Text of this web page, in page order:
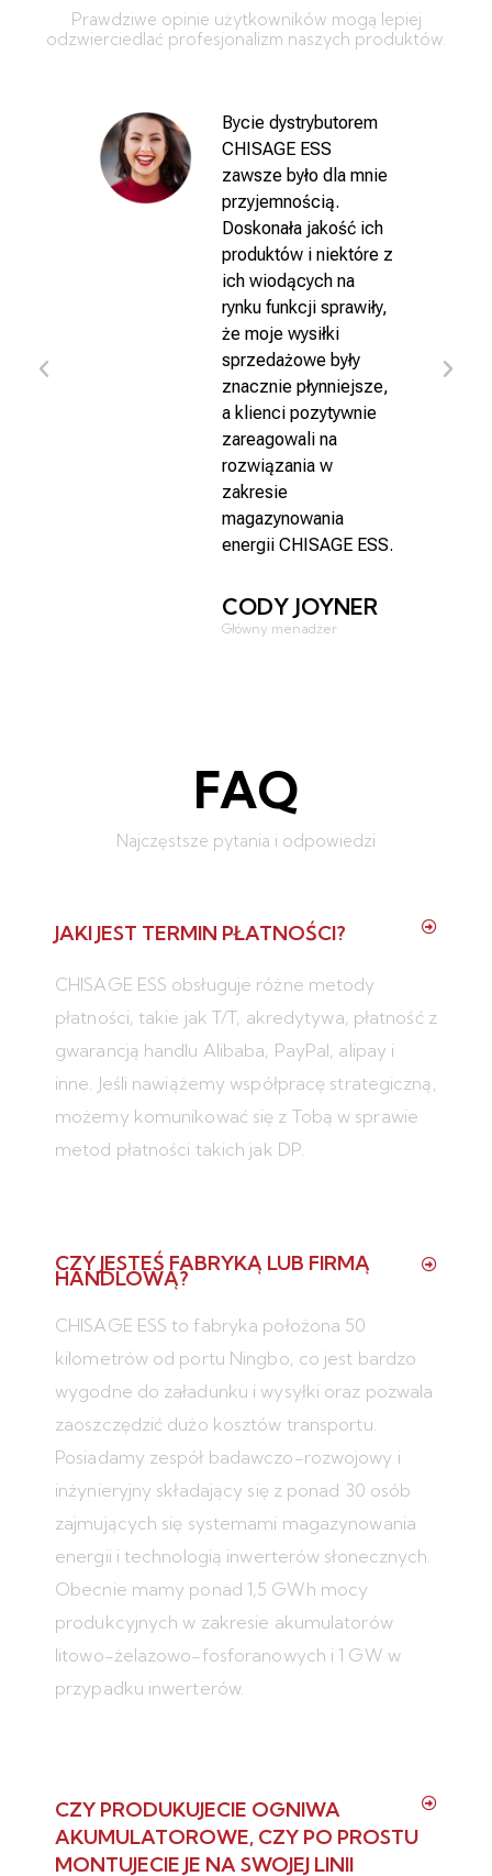
Prawdziwe opinie użytkowników mogą lepiej
odzwierciedlać profesjonalizm naszych produktów.
Bycie dystrybutorem
CHISAGE ESS
zawsze było dla mnie
przyjemnością.
Doskonała jakość ich
produktów i niektóre z
ich wiodących na
rynku funkcji sprawiły,
że moje wysiłki
sprzedażowe były
znacznie płynniejsze,
a klienci pozytywnie
zareagowali na
rozwiązania w
zakresie
magazynowania
energii CHISAGE ESS.
CODY JOYNER
Główny menadżer
FAQ
Najczęstsze pytania i odpowiedzi
JAKI JEST TERMIN PŁATNOŚCI?
CHISAGE ESS obsługuje różne metody
płatności, takie jak T/T, akredytywa, płatność z
gwarancją handlu Alibaba, PayPal, alipay i
inne. Jeśli nawiążemy współpracę strategiczną,
możemy komunikować się z Tobą w sprawie
metod płatności takich jak DP.
CZY JESTEŚ FABRYKĄ LUB FIRMĄ
HANDLOWĄ?
CHISAGE ESS to fabryka położona 50
kilometrów od portu Ningbo, co jest bardzo
wygodne do załadunku i wysyłki oraz pozwala
zaoszczędzić dużo kosztów transportu.
Posiadamy zespół badawczo-rozwojowy i
inżynieryjny składający się z ponad 30 osób
zajmujących się systemami magazynowania
energii i technologią inwerterów słonecznych.
Obecnie mamy ponad 1,5 GWh mocy
produkcyjnych w zakresie akumulatorów
litowo-żelazowo-fosforanowych i 1 GW w
przypadku inwerterów.
CZY PRODUKUJECIE OGNIWA
AKUMULATOROWE, CZY PO PROSTU
MONTUJECIE JE NA SWOJEJ LINII